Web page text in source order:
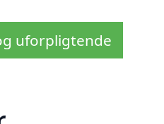
uforpligtende